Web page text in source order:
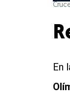
En